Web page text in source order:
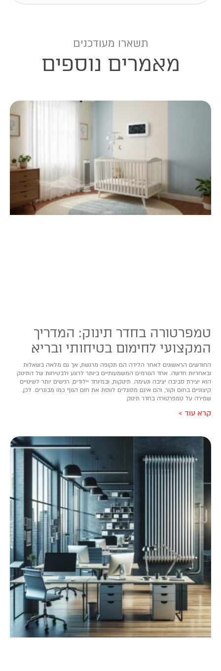
תשארו מעודכנים
מאמרים נוספים
טמפרטורה בחדר תינוק: המדריך
המקצועי לחימום בטיחותי ובריא
החודשים הראשונים לאחר הלידה הם תקופה מרגשת, אך גם מלאה בשאלות
ובאחריות חדשה. אחד הגורמים המשמעותיים ביותר לרוגע ולבטיחות של התינוק
הוא יצירת סביבה יציבה ונעימה. תינוקות, ובמיוחד יילודים, רגישים יותר לשינויים
קיצוניים בחום וקור, והם אינם מסוגלים לווסת את חום הגוף כמו מבוגרים. לכן,
שמירה על טמפרטורה בחדר תינוק
קרא עוד >